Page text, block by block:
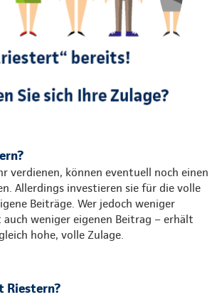
verdienen, können eventuell noch einen
Allerdings investieren sie für die volle
Beiträge. Wer jedoch weniger
weniger eigenen Beitrag – erhält
hohe, volle Zulage.
Riestern?